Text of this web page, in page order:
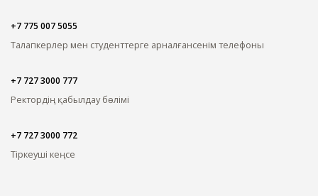
+7 775 007 5055
Талапкерлер мен студенттерге арналғансенім телефоны
+7 727 3000 777
Ректордің қабылдау бөлімі
+7 727 3000 772
Тіркеуші кеңсе